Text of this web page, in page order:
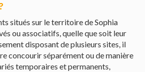
situés sur le territoire de Sophia
ou associatifs, quelle que soit leur
disposant de plusieurs sites, il
concourir séparément ou de manière
temporaires et permanents,